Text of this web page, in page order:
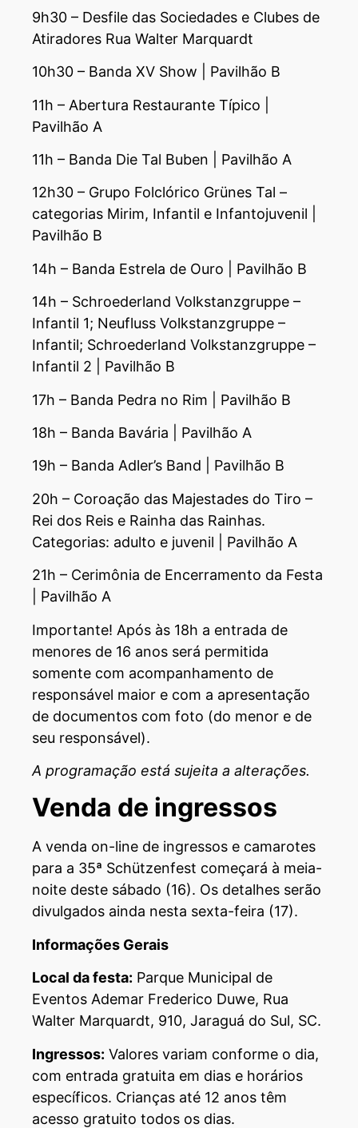
9h30 – Desfile das Sociedades e Clubes de
Atiradores Rua Walter Marquardt
10h30 – Banda XV Show | Pavilhão B
11h – Abertura Restaurante Típico |
Pavilhão A
11h – Banda Die Tal Buben | Pavilhão A
12h30 – Grupo Folclórico Grünes Tal –
categorias Mirim, Infantil e Infantojuvenil |
Pavilhão B
14h – Banda Estrela de Ouro | Pavilhão B
14h – Schroederland Volkstanzgruppe –
Infantil 1; Neufluss Volkstanzgruppe –
Infantil; Schroederland Volkstanzgruppe –
Infantil 2 | Pavilhão B
17h – Banda Pedra no Rim | Pavilhão B
18h – Banda Bavária | Pavilhão A
19h – Banda Adler’s Band | Pavilhão B
20h – Coroação das Majestades do Tiro –
Rei dos Reis e Rainha das Rainhas.
Categorias: adulto e juvenil | Pavilhão A
21h – Cerimônia de Encerramento da Festa
| Pavilhão A
Importante! Após às 18h a entrada de
menores de 16 anos será permitida
somente com acompanhamento de
responsável maior e com a apresentação
de documentos com foto (do menor e de
seu responsável).
A programação está sujeita a alterações.
Venda de ingressos
A venda on-line de ingressos e camarotes
para a 35ª Schützenfest começará à meia-
noite deste sábado (16). Os detalhes serão
divulgados ainda nesta sexta-feira (17).
Informações Gerais
Local da festa: Parque Municipal de
Eventos Ademar Frederico Duwe, Rua
Walter Marquardt, 910, Jaraguá do Sul, SC.
Ingressos: Valores variam conforme o dia,
com entrada gratuita em dias e horários
específicos. Crianças até 12 anos têm
acesso gratuito todos os dias.